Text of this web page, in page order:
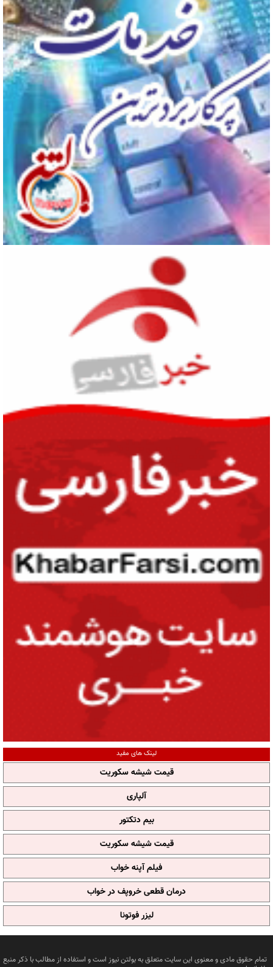
لینک های مفید
قیمت شیشه سکوریت
آلپاری
بیم دتکتور
قیمت شیشه سکوریت
فیلم آپنه خواب
درمان قطعی خروپف در خواب
لیزر فوتونا
تمام حقوق مادی و معنوی این سایت متعلق به بولتن نیوز است و استفاده از مطالب با ذکر منبع